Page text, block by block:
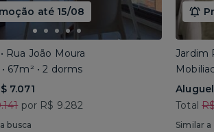
até 15/08
Rua João Moura
67m² • 2 dorms
7.071
por R$ 9.282
busca
Jardim
Total
Similar a